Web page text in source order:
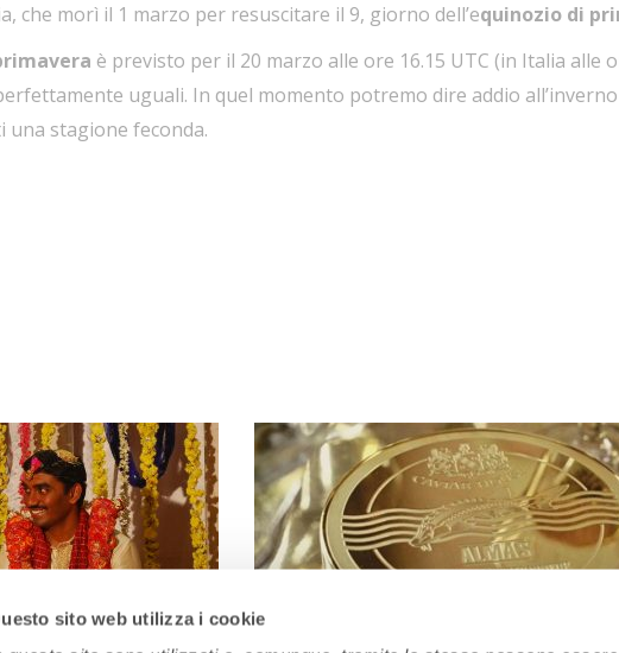
sito web utilizza i cookie
che morì il 1 marzo per resuscitare il 9, giorno dell’equinozio di
è previsto per il 20 marzo alle ore 16.15 UTC (in Italia alle
uguali. In quel momento potremo dire addio
una stagione feconda.